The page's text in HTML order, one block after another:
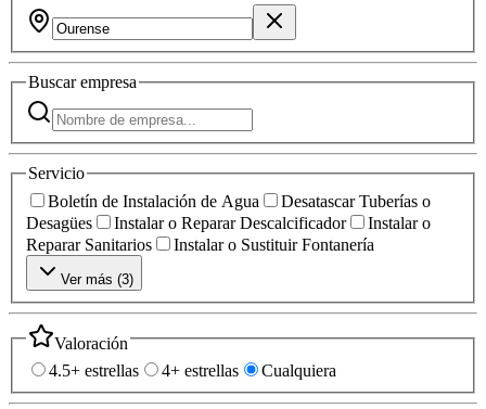
Buscarempresa
Servicio
Boletín de Instalación de Agua
Desatascar Tuberías o
Desagües
Instalar o Reparar Descalcificador
Instalar o
Reparar Sanitarios
Instalar o Sustituir Fontanería
Ver más (3)
Valoración
4.5+ estrellas
4+ estrellas Cualquiera